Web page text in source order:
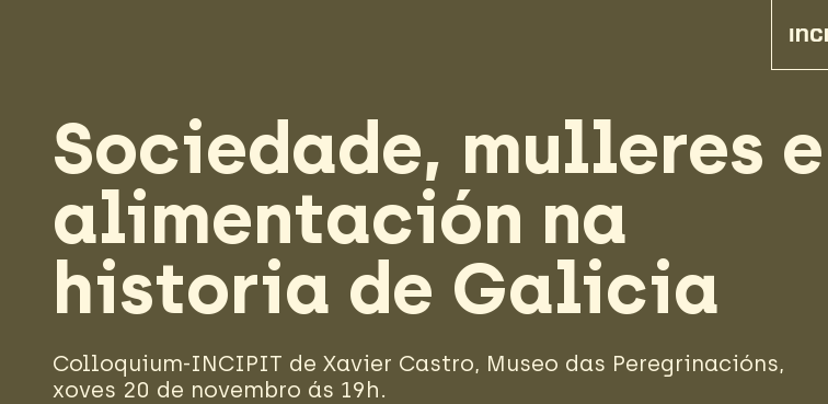
Sociedade, mulleres e
alimentación na
historia de Galicia
Colloquium-INCIPIT de Xavier Castro, Museo das Peregrinacións,
xoves 20 de novembro ás 19h.